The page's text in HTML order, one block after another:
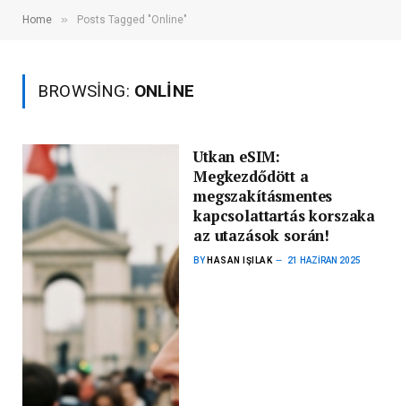
Home » Posts Tagged "Online"
BROWSING: ONLINE
Utkan eSIM:
Megkezdődött a
megszakításmentes
kapcsolattartás korszaka
az utazások során!
BY HASAN IŞILAK 21 HAZIRAN 2025